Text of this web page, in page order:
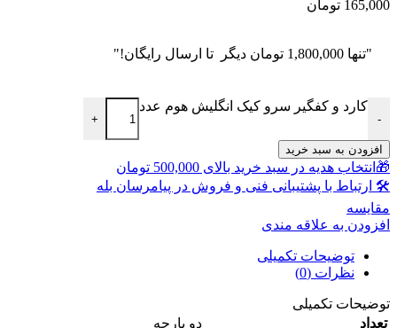
165,000 تومان
"تنها 1,800,000 تومان دیگر تا ارسال رایگان!"
-
کارد و کفگیر سرو کیک انگلیش هوم عدد
+
افزودن به سبد خرید
🎁انتخاب هدیه در سبد خرید بالای 500,000 تومان
🛠 ارتباط با پشتیبانی فنی و فروش در پیامرسان بله
مقايسه
افزودن به علاقه مندی
توضیحات تکمیلی
نظرات (0)
توضیحات تکمیلی
تعداد
دو پارچه